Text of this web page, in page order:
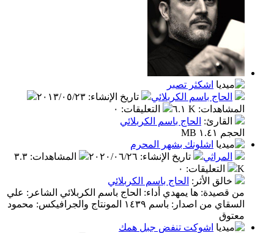
اشكثر تصبر
الحاج باسم الكربلائي
تاريخ الإنشاء: ٢٠١٣/٠٥/٢٣
المشاهدات: ٦.١ K التعليقات: ٠
القارئ: الحاج باسم الكربلائي
الحجم ١.٤١ MB
اشلونك بشهر المحرم
المراثي
تاريخ الإنشاء: ٢٠٢٠/٠٦/٢٦ المشاهدات: ٣.٣
K
التعليقات: ٠
خالق الأثر : الحاج باسم الكربلائي
من قصيدة: ها يمهدي أداء: الحاج باسم الكربلائي الشاعر: علي
السقاي من اصدار: باسم ١٤٣٩ المونتاج والجرافيكس: محمود
معتوق
اشوكت تنفض جبل همك